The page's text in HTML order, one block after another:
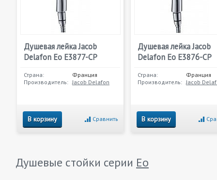
Душевая лейка Jacob
Delafon Eo E3877-CP
Страна:
Франция
Производитель: Jacob Delafon
В корзину Сравнить
Душевая лейка Jacob
Delafon Eo E3876-CP
Страна:
Франция
Производитель: Jacob
В корзину
Душевые стойки серии Eo